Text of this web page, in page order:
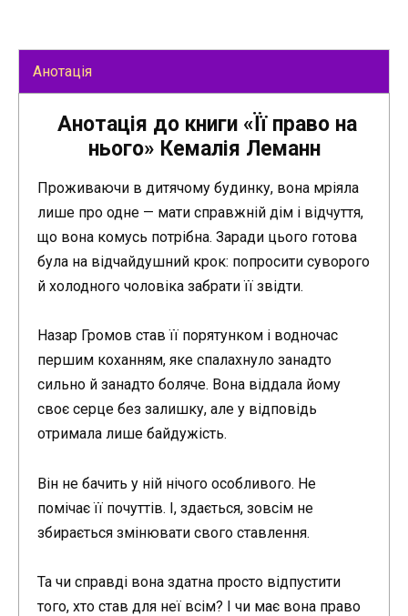
Анотація
Анотація до книги «Її право на
нього» Кемалія Леманн
Проживаючи в дитячому будинку, вона мріяла
лише про одне — мати справжній дім і відчуття,
що вона комусь потрібна. Заради цього готова
була на відчайдушний крок: попросити суворого
й холодного чоловіка забрати її звідти.
Назар Громов став її порятунком і водночас
першим коханням, яке спалахнуло занадто
сильно й занадто боляче. Вона віддала йому
своє серце без залишку, але у відповідь
отримала лише байдужість.
Він не бачить у ній нічого особливого. Не
помічає її почуттів. І, здається, зовсім не
збирається змінювати свого ставлення.
Та чи справді вона здатна просто відпустити
того, хто став для неї всім? І чи має вона право